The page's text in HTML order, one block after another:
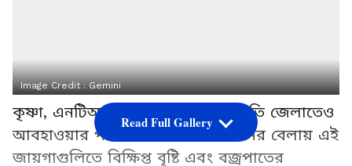
Image Credit :Gemini
কৃষ্ণা, এনটিআর, নেল্লোর এবং তিরুপতি জেলাতেও
আবহাওয়ার পরিবর্তন হতে পারে। দিনের বেলায় এই
জায়গাগুলিতে বিক্ষিপ্ত বৃষ্টি এবং বজ্রপাতের
Read Full Gallery